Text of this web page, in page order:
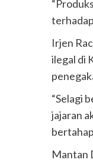
Irjen
ilegal di
“Selagi
jajaran
Mantan